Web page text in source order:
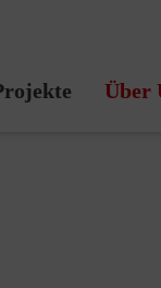
Über